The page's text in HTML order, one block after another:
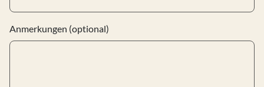
Anmerkungen (optional)